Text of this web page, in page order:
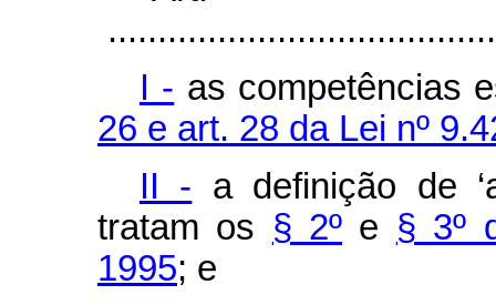
I - as competências
26 e art. 28 da Lei nº
II - a definição de
tratam os § 2º e § 3º
1995; e